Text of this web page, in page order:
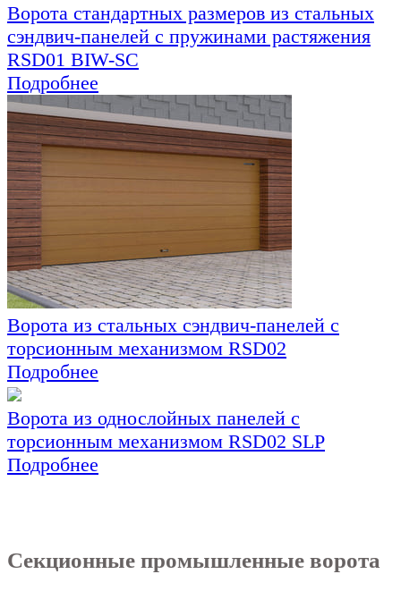
Ворота стандартных размеров из стальных
сэндвич-панелей с пружинами растяжения
RSD01 BIW-SC
Подробнее
Ворота из стальных сэндвич-панелей с
торсионным механизмом RSD02
Подробнее
Ворота из однослойных панелей с
торсионным механизмом RSD02 SLP
Подробнее
Секционные промышленные ворота